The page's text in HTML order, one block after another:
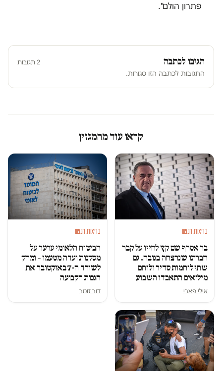
פתרון הולם".
הגיבו לכתבה 2 תגובות
התגובות לכתבה הזו סגורות.
קראו עוד מהמגזין
בריאות הנפש
בר אסרף שם קץ לחייו על קבר
חברתו שנרצחה בנובה. גם
שתי לוחמות סדיר ולוחם
מילואים התאבדו השבוע
אילי פארי
בריאות הנפש
הביטוח הלאומי ערער על
מסקנות ועדה מטעמו – ומחק
לשורד ה-7 באוקטובר את
הנכות הקבועה
דור זומר